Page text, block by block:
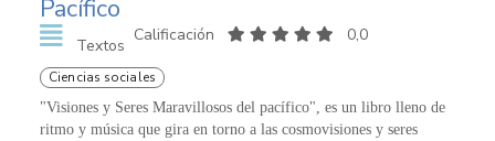
Pacífico
Textos
Calificación 0,0
Ciencias sociales
"Visiones y Seres Maravillosos del pacífico", es un libro lleno de
ritmo y música que gira en torno a las cosmovisiones y seres